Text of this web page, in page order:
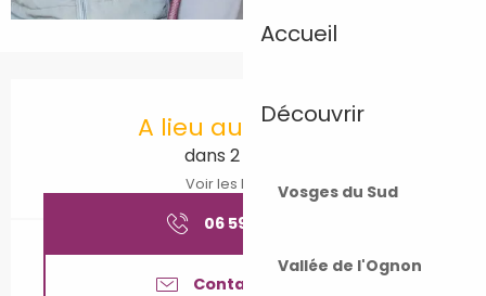
Accueil
Découvrir
Vosges du Sud
Vallée de l'Ognon
A lieu aujourd'hui
dans 2 heures
Voir les horaires
06 59 99 87
Contactez-nous